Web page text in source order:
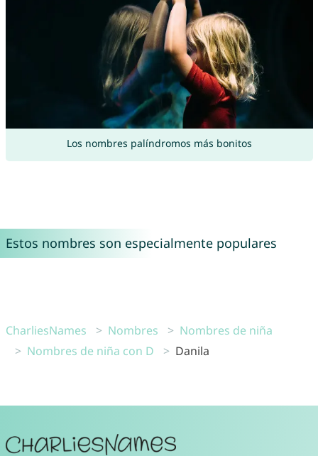
Los nombres palíndromos más bonitos
Estos nombres son especialmente populares
CharliesNames Nombres
Nombres de niña
Nombres de niña con D
Danila